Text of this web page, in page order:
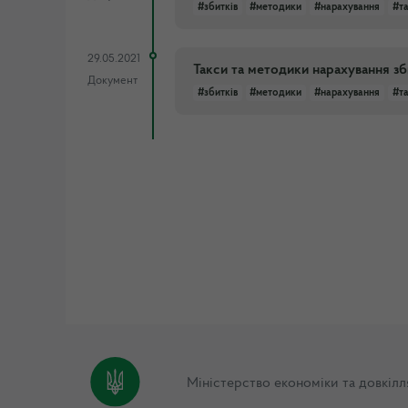
#збитків #методики #нарахування
29.05.2021
Документ
Такси та методики нарахування
#збитків #методики #нарахування
Міністерство економіки та